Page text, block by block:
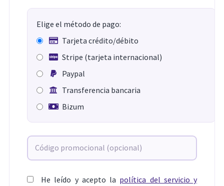
Elige el método de pago:
Tarjeta crédito/débito
Stripe (tarjeta internacional)
Paypal
Transferencia bancaria
Bizum
He leído y acepto la política del servicio y